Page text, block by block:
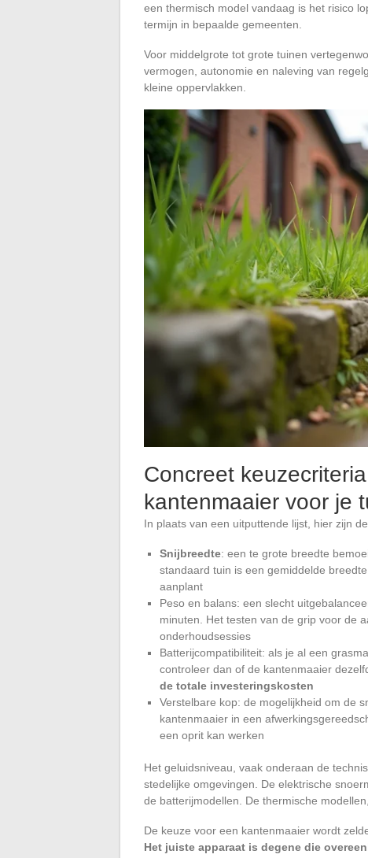
een thermisch model vandaag is het risico
termijn in bepaalde gemeenten.
Voor middelgrote tot grote tuinen
vermogen, autonomie en naleving van
kleine oppervlakken.
Concreet
kantenmaaier voor je
In plaats van een uitputtende lijst, hier zijn
Snijbreedte: een te grote breedte
standaard tuin is een gemiddelde
aanplant
Peso en balans: een slecht
minuten. Het testen van de grip voor de
onderhoudsessies
Batterijcompatibiliteit: als je al een
controleer dan of de kantenmaaier
de totale investeringskosten
Verstelbare kop: de mogelijkheid om de
kantenmaaier in een
een oprit kan werken
Het geluidsniveau, vaak onderaan de
stedelijke omgevingen. De elektrische
de batterijmodellen. De thermische
De keuze voor een kantenmaaier wordt
Het juiste apparaat is degene die